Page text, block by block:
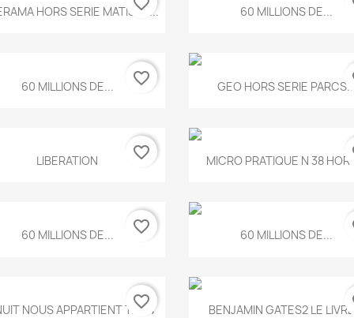
Aperçu rapide
HORS SERIE MATISSE... Aperçu rapide
60 MILLIONS DE...
Aperçu rapide
60 MILLIONS DE... favorite_border Aperçu rapide
GEO HORS SERIE
Aperçu rapide
LIBERATION favorite_border Aperçu rapide
MICRO PRATIQUE N 38
Aperçu rapide
60 MILLIONS DE... favorite_border Aperçu rapide
60 MILLIONS DE...
Aperçu rapide
NOUS APPARTIENT T.634
favorite_border Aperçu rapide
BENJAMIN GATES2 LE